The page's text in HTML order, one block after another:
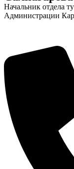
Начальник отдела
Администрации